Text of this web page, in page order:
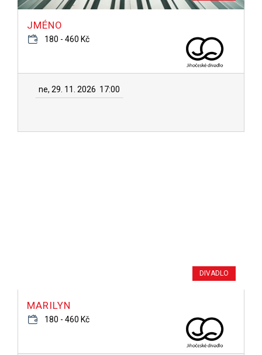
JMÉNO
180 - 460 Kč
ne, 29. 11. 2026 17:00
DIVADLO
MARILYN
180 - 460 Kč